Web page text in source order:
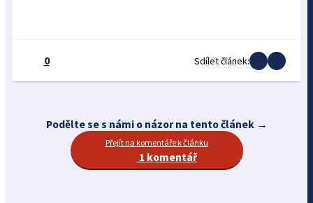
0 Sdílet článek:
Podělte se s námi o názor na tento článek →
Přejít na komentáře k článku
1 komentář